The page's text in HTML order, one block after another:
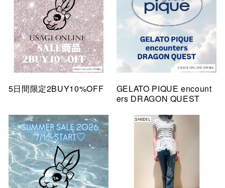
5日間限定2BUY10%OFF
GELATO PIQUE encount
ers DRAGON QUEST